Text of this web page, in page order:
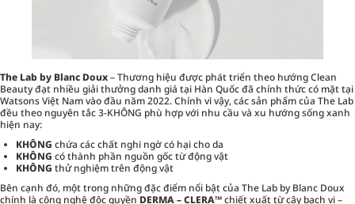
The Lab by Blanc Doux– Thương hiệu được phát triển theo hướng Clean
Beauty đạt nhiều giải thưởng danh giá tại Hàn Quốc đã chính thức có mặt tại
Watsons Việt Nam vào đầu năm 2022. Chính vì vậy, các sản phẩm của The Lab
đều theo nguyên tắc 3-KHÔNG phù hợp với nhu cầu và xu hướng sống xanh
hiện nay:
KHÔNG chứa các chất nghi ngờ có hại cho da
KHÔNG có thành phần nguồn gốc từ động vật
KHÔNG thử nghiệm trên động vật
Bên cạnh đó, một trong những đặc điểm nổi bật của The Lab by Blanc Doux
chính là công nghệ độc quyền DERMA – CLERA™chiết xuất từ cây bạch vi –